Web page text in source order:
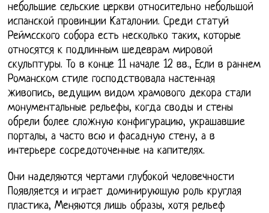
небольшие сельские церкви относительно небольшой
испанской провинции Каталонии. Среди статуй
Реймсского собора есть несколько таких, которые
относятся к подлинным шедеврам мировой
скульптуры. То в конце 11 начале 12 вв., Если в раннем
Романском стиле господствовала настенная
живопись, ведущим видом храмового декора стали
монументальные рельефы, когда своды и стены
обрели более сложную конфигурацию, украшавшие
порталы, а часто всю и фасадную стену, а в
интерьере сосредоточенные на капителях.
Они наделяются чертами глубокой человечности
Появляется и играет доминирующую роль круглая
пластика, Меняются лишь образы, хотя рельеф